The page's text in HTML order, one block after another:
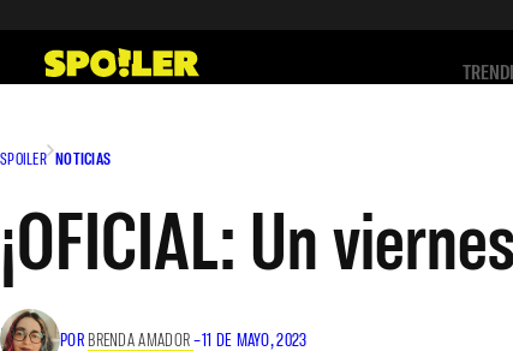
contenido
SPOILER NOTICIAS
¡OFICIAL: Un
POR BRENDA AMADOR–11 DE MAYO, 2023